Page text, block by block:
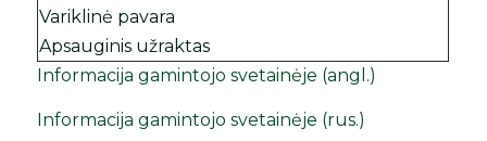
Variklinė pavara
Apsauginis užraktas
Informacija gamintojo svetainėje (angl.)
Informacija gamintojo svetainėje (rus.)